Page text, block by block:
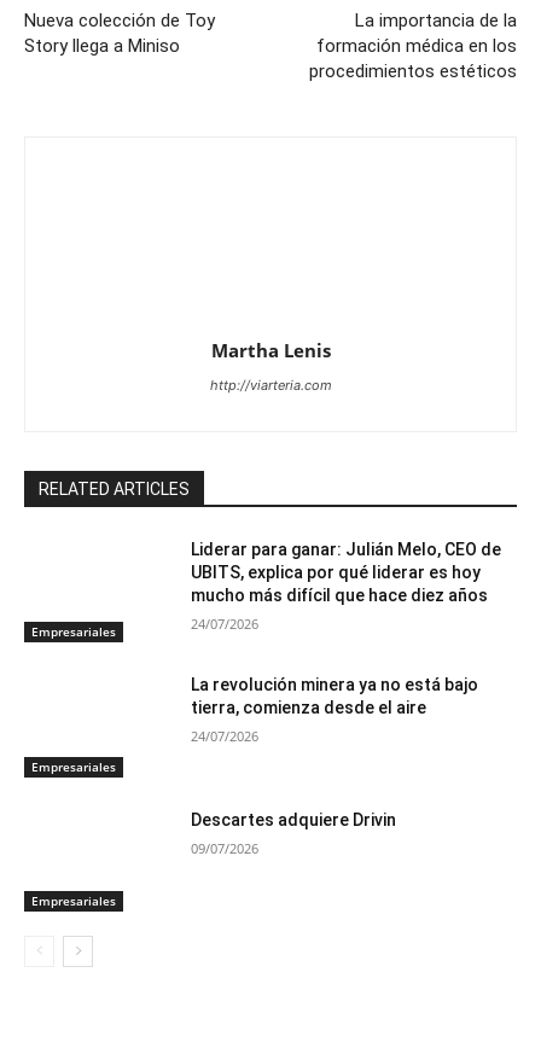
Nueva colección de Toy
Story llega a Miniso
La importancia de la
formación médica en los
procedimientos estéticos
Martha Lenis
http://viarteria.com
RELATED ARTICLES
Empresariales
Liderar para ganar: Julián Melo, CEO de
UBITS, explica por qué liderar es hoy
mucho más difícil que hace diez años
24/07/2026
Empresariales
La revolución minera ya no está bajo
tierra, comienza desde el aire
24/07/2026
Empresariales
Descartes adquiere Drivin
09/07/2026